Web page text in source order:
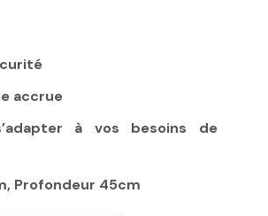
accrue
à vos besoins de
Profondeur 45cm